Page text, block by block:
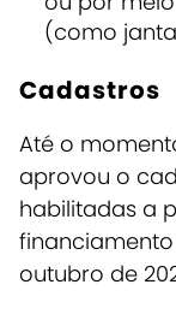
(como
Cadastros
Até o
aprovou o
habilitadas a
outubro de